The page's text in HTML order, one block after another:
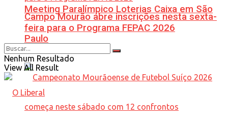
Meeting Paralímpico Loterias Caixa em São
Paulo
Campo Mourão abre inscrições nesta sexta-
feira para o Programa FEPAC 2026
Nenhum Resultado
View All Result